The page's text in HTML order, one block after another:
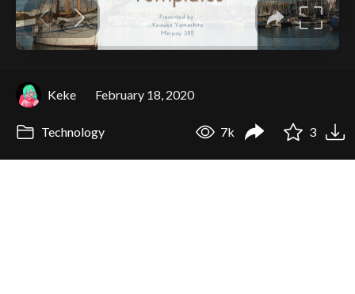
Keke February 18, 2020
Technology 7k 3